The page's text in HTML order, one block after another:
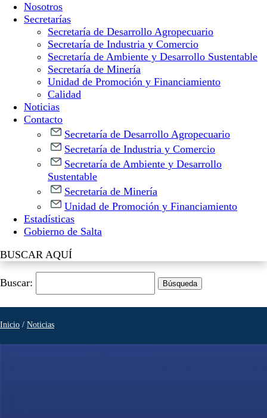
Nosotros
Secretarías
Secretaría de Desarrollo Agropecuario
Secretaría de Industria y Comercio
Secretaría de Ambiente y Desarrollo Sustentable
Secretaría de Minería
Unidad de Promoción y Financiamiento
Calidad
Noticias
Contacto
Secretaría de Desarrollo Agropecuario
Secretaría de Industria y Comercio
Secretaría de Ambiente y Desarrollo
Sustentable
Secretaría de Minería
Unidad de Promoción y Financiamiento
Estadísticas
Gobierno de Salta
BUSCAR AQUÍ
Buscar:
Inicio / Noticias